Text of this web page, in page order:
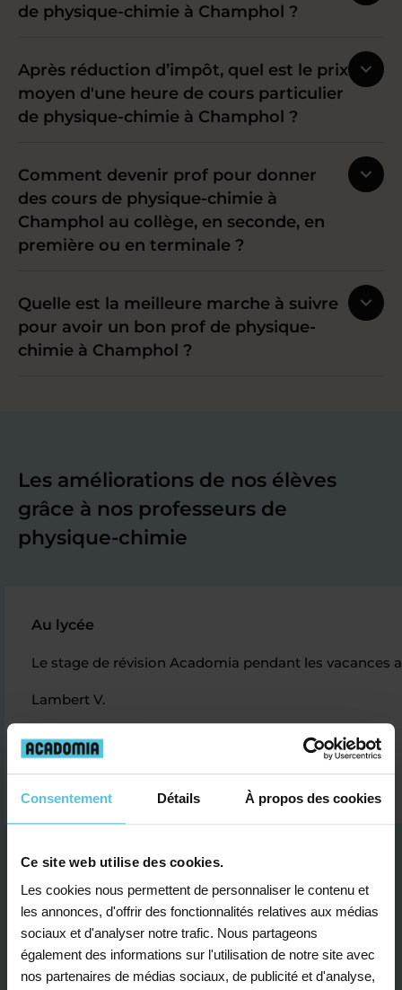
Consentement Détails À propos des cookies
Ce site web utilise des cookies.
Les cookies nous permettent de personnaliser le contenu et
les annonces, d'offrir des fonctionnalités relatives aux médias
sociaux et d'analyser notre trafic. Nous partageons
également des informations sur l'utilisation de notre site avec
nos partenaires de médias sociaux, de publicité et d'analyse,
de physique-chimie à Champhol ?
Après réduction d’impôt, quel est le prix
moyen d'une heure de cours particulier
de physique-chimie à Champhol ?
Comment devenir prof pour donner
des cours de physique-chimie à
Champhol au collège, en seconde, en
première ou en terminale ?
Quelle est la meilleure marche à suivre
pour avoir un bon prof de physique-
chimie à Champhol ?
Les améliorations de nos élèves
grâce à nos professeurs de
physique-chimie
Au lycée
Le stage de révision Acadomia pendant les
Lambert V.
Je contacte un conseiller